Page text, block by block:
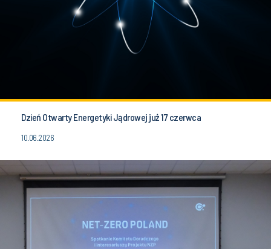
Dzień Otwarty Energetyki Jądrowej już 17 czerwca
10.06.2026